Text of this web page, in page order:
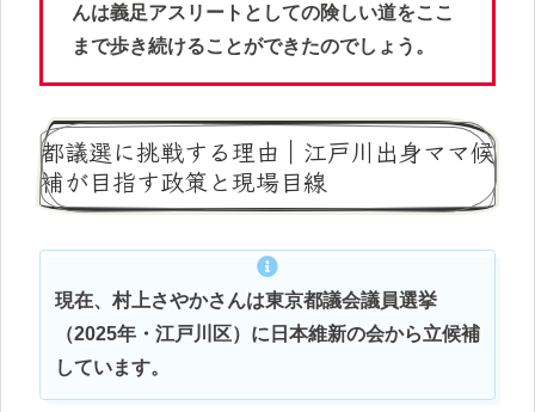
んは義足アスリートとしての険しい道をここ
まで歩き続けることができたのでしょう。
都議選に挑戦する理由｜江戸川出身ママ候
補が目指す政策と現場目線
現在、村上さやかさんは東京都議会議員選挙
（2025年・江戸川区）に日本維新の会から立候補
しています。